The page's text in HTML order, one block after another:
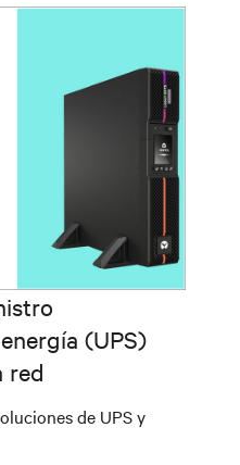
(UPS)
red
de UPS y